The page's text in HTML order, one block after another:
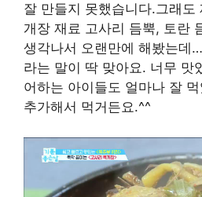
잘 만들지 못했습니다.그래도
개장 재료 고사리 듬뿍, 토란
생각나서 오랜만에 해봤는데
라는 말이 딱 맞아요. 너무 맛
어하는 아이들도 얼마나 잘
추가해서 먹거든요.^^